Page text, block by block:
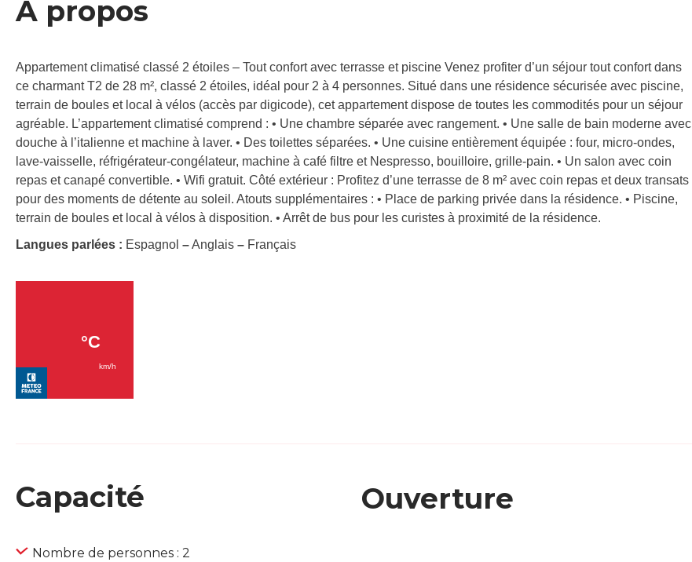
À propos
Appartement climatisé classé 2 étoiles – Tout confort avec terrasse et piscine Venez profiter d’un séjour tout confort dans
ce charmant T2 de 28 m², classé 2 étoiles, idéal pour 2 à 4 personnes. Situé dans une résidence sécurisée avec piscine,
terrain de boules et local à vélos (accès par digicode), cet appartement dispose de toutes les commodités pour un séjour
agréable. L’appartement climatisé comprend : • Une chambre séparée avec rangement. • Une salle de bain moderne avec
douche à l’italienne et machine à laver. • Des toilettes séparées. • Une cuisine entièrement équipée : four, micro-ondes,
lave-vaisselle, réfrigérateur-congélateur, machine à café filtre et Nespresso, bouilloire, grille-pain. • Un salon avec coin
repas et canapé convertible. • Wifi gratuit. Côté extérieur : Profitez d’une terrasse de 8 m² avec coin repas et deux transats
pour des moments de détente au soleil. Atouts supplémentaires : • Place de parking privée dans la résidence. • Piscine,
terrain de boules et local à vélos à disposition. • Arrêt de bus pour les curistes à proximité de la résidence.
Langues parlées : Espagnol –Anglais – Français
Capacité
Nombre de personnes : 2
Ouverture